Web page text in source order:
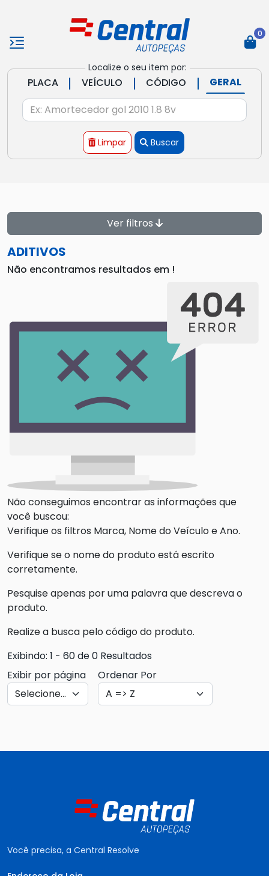
Localize o seu item por:
PLACA | VEÍCULO | CÓDIGO | GERAL
Limpar Buscar
0
Ver filtros
ADITIVOS
Não encontramos resultados em !
Não conseguimos encontrar as informações que
você buscou:
Verifique os filtros Marca, Nome do Veículo e Ano.
Verifique se o nome do produto está escrito
corretamente.
Pesquise apenas por uma palavra que descreva o
produto.
Realize a busca pelo código do produto.
Exibindo: 1 - 60 de 0 Resultados
Exibir por página
Ordenar Por
Você precisa, a Central Resolve